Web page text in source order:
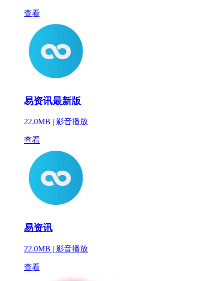
查看
易资讯最新版
22.0MB | 影音播放
查看
易资讯
22.0MB | 影音播放
查看